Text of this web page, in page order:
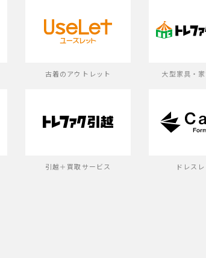
古着のアウトレット 大型家具・
引越＋買取サービス ドレス